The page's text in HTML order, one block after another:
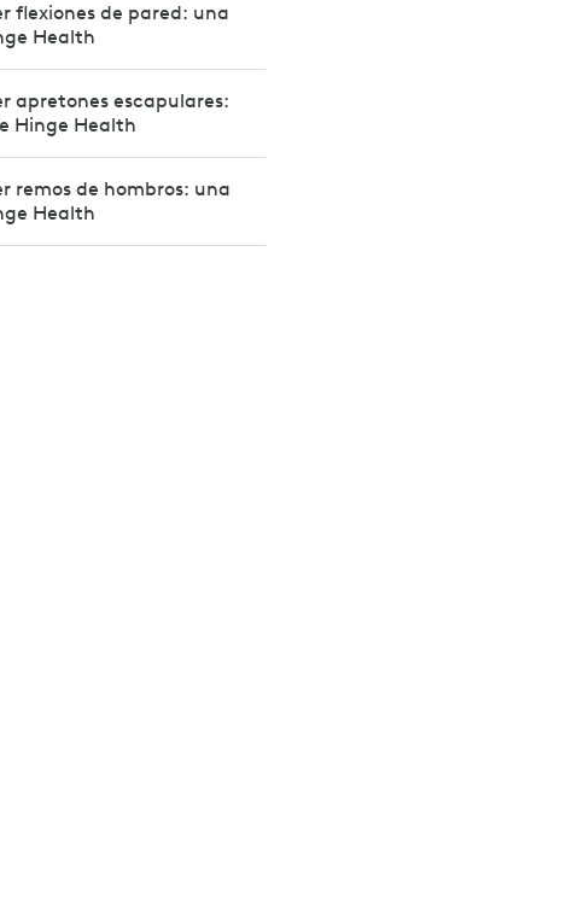
flexiones de pared: una
Health
apretones escapulares:
Hinge Health
remos de hombros: una
Health